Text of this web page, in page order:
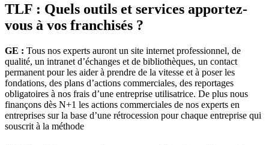
TLF : Quels outils et services apportez-
vous à vos franchisés ?
GE : Tous nos experts auront un site internet professionnel, de
qualité, un intranet d’échanges et de bibliothèques, un contact
permanent pour les aider à prendre de la vitesse et à poser les
fondations, des plans d’actions commerciales, des reportages
obligatoires à nos frais d’une entreprise utilisatrice. De plus nous
finançons dès N+1 les actions commerciales de nos experts en
entreprises sur la base d’une rétrocession pour chaque entreprise qui
souscrit à la méthode